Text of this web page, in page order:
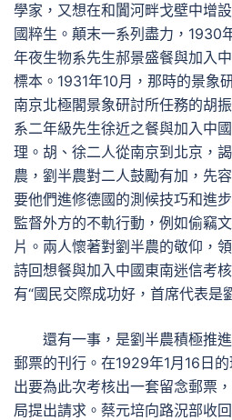
學家，又想在和闐河畔戈壁中增
國粹生。顛末一系列盡力，1930
年夜生物系先生郝景盛餐與加入
標本。1931年10月，那時的景象
南京北極閣景象研討所任務的胡
系二年級先生徐近之餐與加入中
理。胡、徐二人從南京到北京，
農，劉半農對二人鼓勵有加，先
要他們進修德國的測候技巧和進
監督外方的不軌行動，例如偷竊
片。兩人懷著對劉半農的敬仰，
詩回想餐與加入中國東南迷信考
有“國民交際成功好，首席代表是
還有一事，是劉半農積極推
郵票的刊行。在1929年1月16日
出要為此次考核出一套留念郵票
局提出請求。蔡元培向路況部收